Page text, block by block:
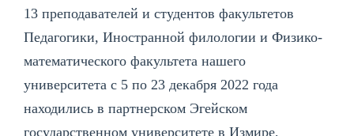
13 преподавателей и студентов факультетов
Педагогики, Иностранной филологии и Физико-
математического факультета нашего
университета с 5 по 23 декабря 2022 года
находились в партнерском Эгейском
государственном университете в Измире,